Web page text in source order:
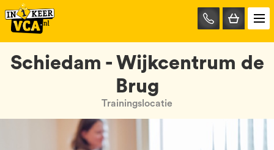
085-
0667401
Schiedam - Wijkcentrum de
Brug
Trainingslocatie